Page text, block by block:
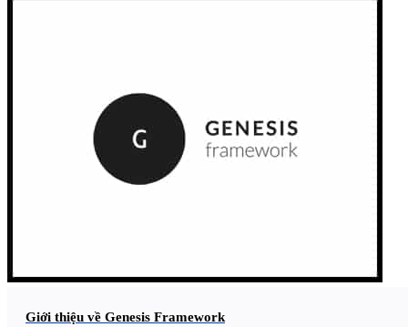
Giới thiệu về Genesis Framework